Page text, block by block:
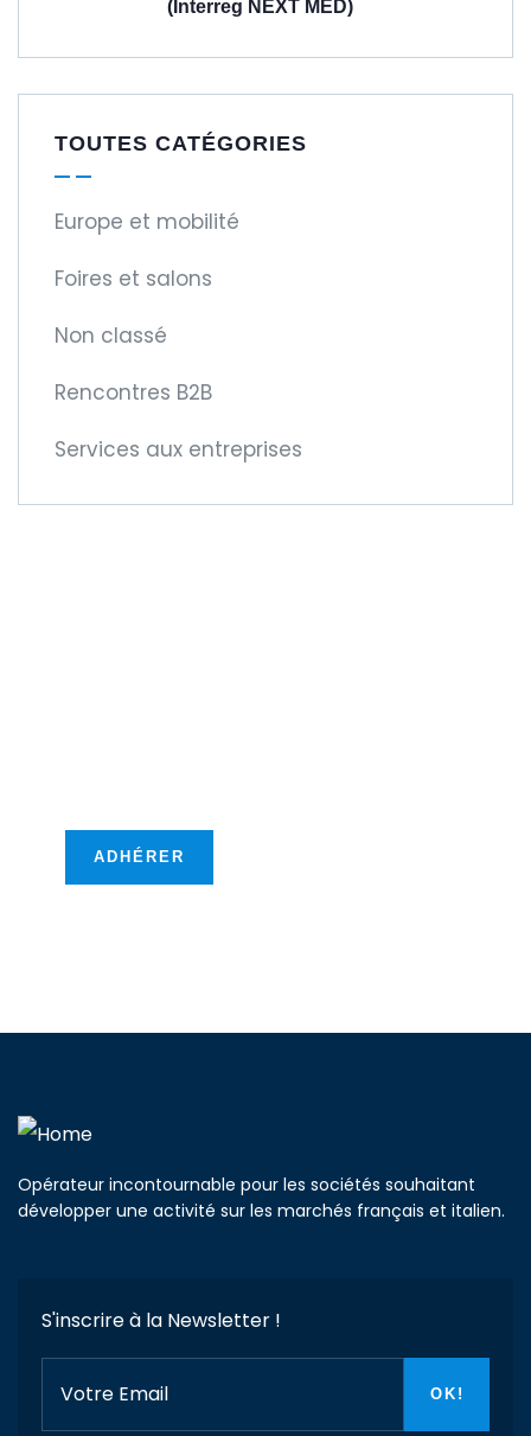
(Interreg NEXT MED)
TOUTES CATÉGORIES
Europe et mobilité
Foires et salons
Non classé
Rencontres B2B
Services aux entreprises
ADHÉRER
Opérateur incontournable pour les sociétés souhaitant
développer une activité sur les marchés français et italien.
S'inscrire à la Newsletter !